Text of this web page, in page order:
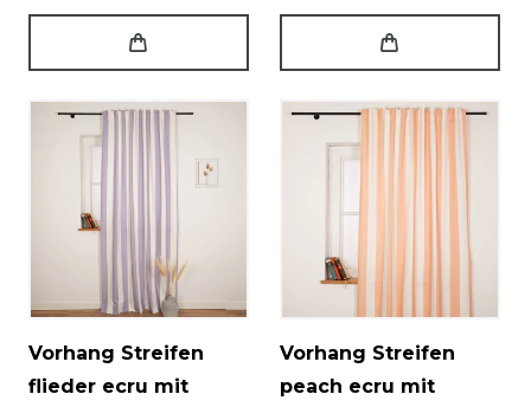
Vorhang Streifen
flieder ecru mit
Vorhang Streifen
peach ecru mit